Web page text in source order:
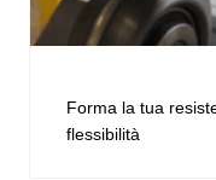
Forma la tua
flessibilità